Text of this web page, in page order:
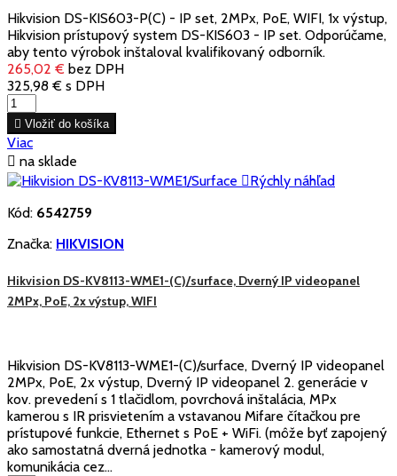
Hikvision DS-KIS603-P(C) - IP set, 2MPx, PoE, WIFI, 1x výstup,
Hikvision prístupový system DS-KIS603 - IP set. Odporúčame,
aby tento výrobok inštaloval kvalifikovaný odborník.
265,02 € bez DPH
325,98 € s DPH
 Vložiť do košíka
Viac
 na sklade
Rýchly náhľad
Kód: 6542759
Značka: HIKVISION
Hikvision DS-KV8113-WME1-(C)/surface, Dverný IP videopanel
2MPx, PoE, 2x výstup, WIFI
Hikvision DS-KV8113-WME1-(C)/surface, Dverný IP videopanel
2MPx, PoE, 2x výstup, Dverný IP videopanel 2. generácie v
kov. prevedení s 1 tlačidlom, povrchová inštalácia, MPx
kamerou s IR prisvietením a vstavanou Mifare čítačkou pre
prístupové funkcie, Ethernet s PoE + WiFi. (môže byť zapojený
ako samostatná dverná jednotka - kamerový modul,
komunikácia cez...